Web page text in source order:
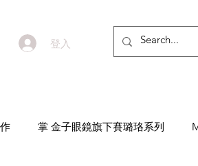
登入
掌 金子眼鏡旗下賽璐珞系列